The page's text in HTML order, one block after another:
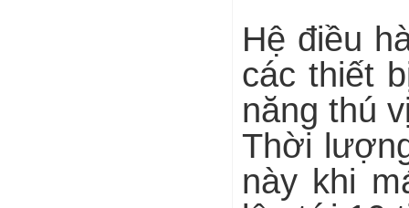
Hệ điều
các thiết
năng thú
Thời
này khi